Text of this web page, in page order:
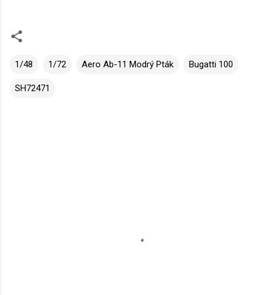
1/48 1/72 Aero Ab-11 Modrý Pták Bugatti 100
SH72471